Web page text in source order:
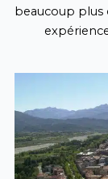
beaucoup plus